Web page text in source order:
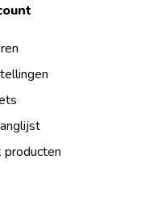
producten